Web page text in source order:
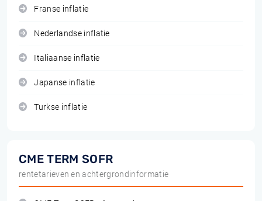
Franse inflatie
Nederlandse inflatie
Italiaanse inflatie
Japanse inflatie
Turkse inflatie
CME TERM SOFR
rentetarieven en achtergrondinformatie